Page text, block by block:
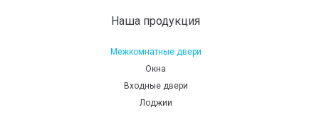
Наша продукция
Межкомнатные двери
Окна
Входные двери
Лоджии